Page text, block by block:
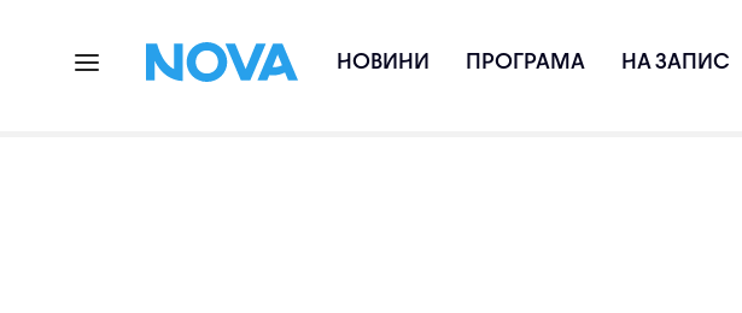
НОВИНИ ПРОГРАМА НА ЗАПИС